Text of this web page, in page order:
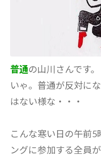
普通の山川さんです。
いゃ。普通が反対に
はない様な・・・
こんな寒い日の午前5
ングに参加する全員